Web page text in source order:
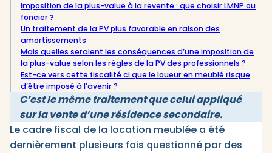
Imposition de la plus-value à la revente : que choisir LMNP ou
foncier ?
Un traitement de la PV plus favorable en raison des
amortissements
Mais quelles seraient les conséquences d’une imposition de
la plus-value selon les règles de la PV des professionnels ?
Est-ce vers cette fiscalité ci que le loueur en meublé risque
d’être imposé à l’avenir ?
C’est le même traitement que celui appliqué
sur la vente d’une résidence secondaire.
Le cadre fiscal de la location meublée a été
dernièrement plusieurs fois questionné par des